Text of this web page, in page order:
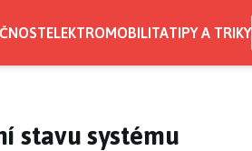
ELEKTROMOBILITATIPY A TRIKY
stavu systému